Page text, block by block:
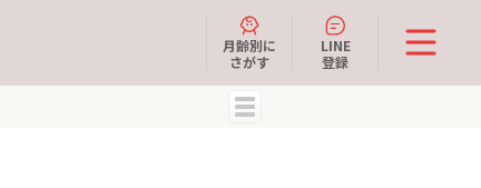
月齢別に
さがす
LINE
登録